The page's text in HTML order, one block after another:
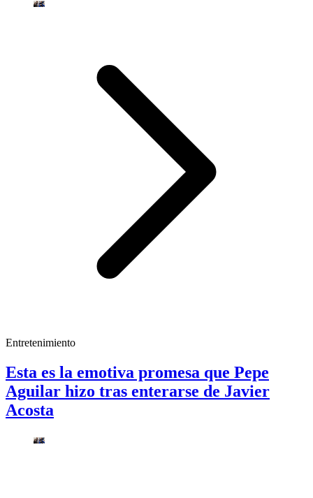
Entretenimiento
Esta es la emotiva promesa que Pepe
Aguilar hizo tras enterarse de Javier
Acosta